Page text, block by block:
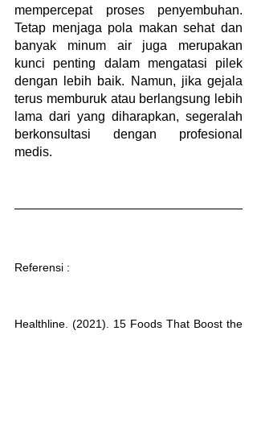
mempercepat proses penyembuhan.
Tetap menjaga pola makan sehat dan
banyak minum air juga merupakan
kunci penting dalam mengatasi pilek
dengan lebih baik. Namun, jika gejala
terus memburuk atau berlangsung lebih
lama dari yang diharapkan, segeralah
berkonsultasi dengan profesional
medis.
Referensi :
Healthline. (2021). 15 Foods That Boost the